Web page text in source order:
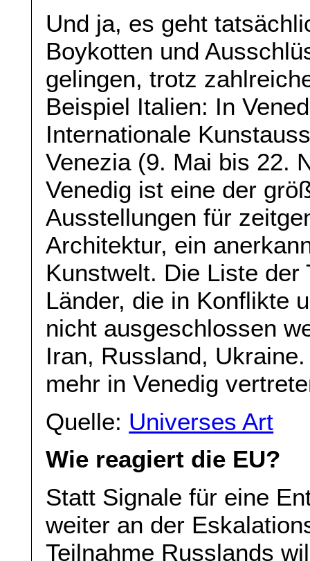
Und ja, es geht
Boykotten und
gelingen, trotz
Beispiel Italien: In
Internationale
Venezia (9. Mai bis 22.
Venedig ist eine der
Ausstellungen für
Architektur, ein
Kunstwelt. Die Liste der
Länder, die in Konflikte
nicht ausgeschlossen
Iran, Russland,
mehr in Venedig
Quelle: Universes Art
Wie reagiert die EU?
Statt Signale für eine
weiter an der
Teilnahme Russlands